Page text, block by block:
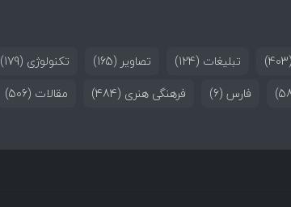
(403) تبلیغات (124) تصاویر (165) تکنولوژی (179)
فارس (6) فرهنگی هنری (484) مقالات (506)